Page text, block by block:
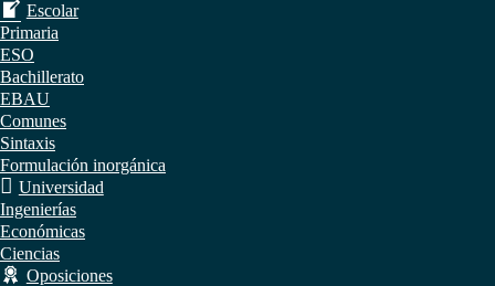
Escolar
Primaria
ESO
Bachillerato
EBAU
Comunes
Sintaxis
Formulación inorgánica
Universidad
Ingenierías
Económicas
Ciencias
Oposiciones